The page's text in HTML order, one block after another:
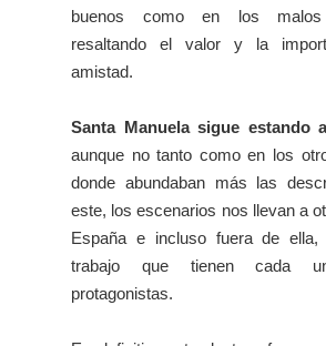
buenos como en los malos
resaltando el valor y la
amistad.
Santa Manuela sigue estando
aunque no tanto como en los
donde abundaban más las
este, los escenarios nos llevan a
España e incluso fuera de
trabajo que tienen cada
protagonistas.